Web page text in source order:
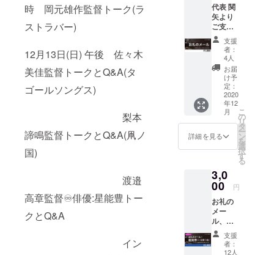
時 岡元雄作監督トーク(ラ
ストラバー)
12月13日(日) 午後 佐々木
美佳監督トークとQ&A(タ
ゴールソングス)
梨本
諦鳴監督トークとQ&A(凧ノ
国)
渡邉
高章監督♾俳優:星能豊トー
クとQ&A
イン
代表 関
矢より
ご支援
の方に
メール
にてお
礼をお
伝えさ
せてい
ただき
ます。
支援
者：
4人
お届
け予
定：
2020
年12
月
詳細を見る
こ
の
リ
タ
ー
ン
を
選
択
す
る
3,0
00 円
お礼の
メー
ル、一
日券１
枚 後
日上映
支援
者：
12人